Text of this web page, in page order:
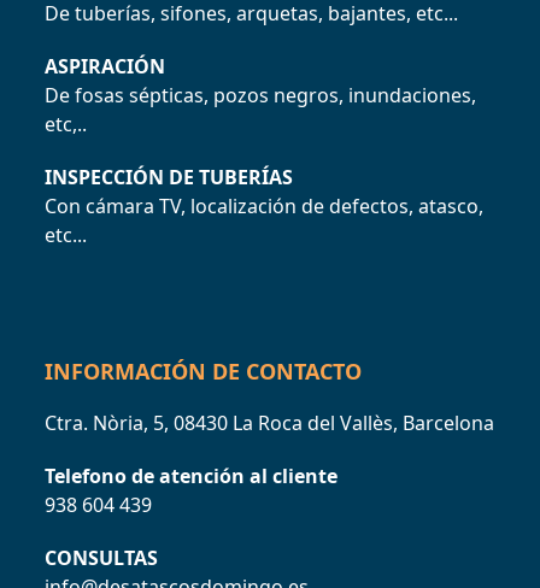
De tuberías, sifones, arquetas, bajantes, etc...
ASPIRACIÓN
De fosas sépticas, pozos negros, inundaciones,
etc,..
INSPECCIÓN DE TUBERÍAS
Con cámara TV, localización de defectos, atasco,
etc...
INFORMACIÓN DE CONTACTO
Ctra. Nòria, 5, 08430 La Roca del Vallès, Barcelona
Telefono de atención al cliente
938 604 439
CONSULTAS